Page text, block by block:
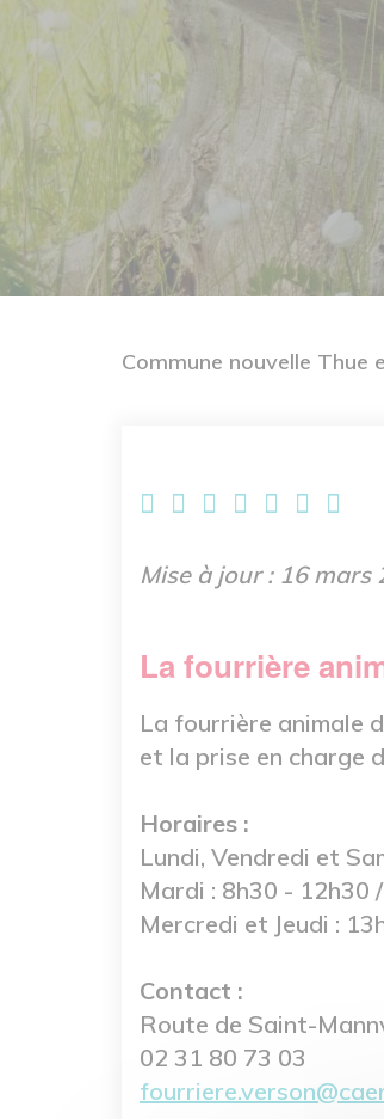
Commune nouvelle Thue
Mise à jour : 16 mars
La fourrière
La fourrière animale
et la prise en charge
Horaires :
Lundi, Vendredi et
Mardi : 8h30 - 12h30
Mercredi et Jeudi :
Contact :
Route de Saint-
02 31 80 73 03